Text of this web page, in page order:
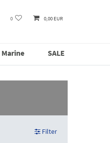
0 0,00 EUR
Marine SALE
Filter